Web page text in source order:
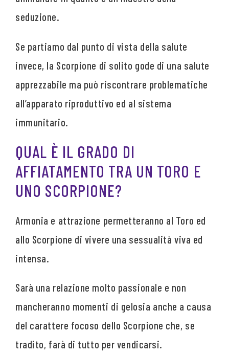
seduzione.
Se partiamo dal punto di vista della salute
invece, la Scorpione di solito gode di una salute
apprezzabile ma può riscontrare problematiche
all’apparato riproduttivo ed al sistema
immunitario.
QUAL È IL GRADO DI
AFFIATAMENTO TRA UN TORO E
UNO SCORPIONE?
Armonia e attrazione permetteranno al Toro ed
allo Scorpione di vivere una sessualità viva ed
intensa.
Sarà una relazione molto passionale e non
mancheranno momenti di gelosia anche a causa
del carattere focoso dello Scorpione che, se
tradito, farà di tutto per vendicarsi.